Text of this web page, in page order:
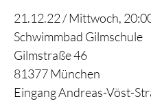
21.12.22 /Mittwoch,
Schwimmbad Gilmschule
Gilmstraße 46
81377 München
Eingang Andreas-Vöst-